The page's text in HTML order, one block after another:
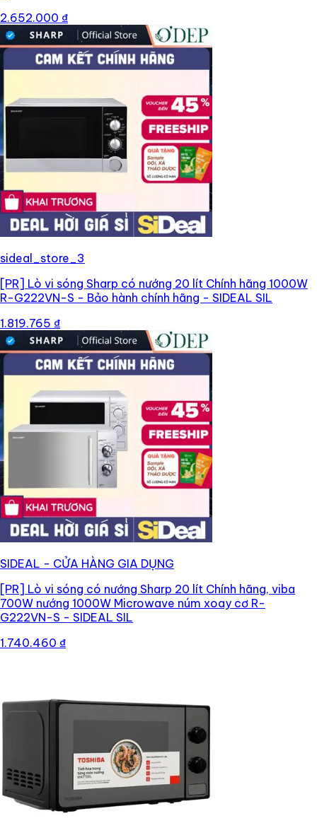
2.652.000 ₫
sideal_store_3
[PR] Lò vi sóng Sharp có nướng 20 lít Chính hãng 1000W
R-G222VN-S - Bảo hành chính hãng - SIDEAL SIL
1.819.765 ₫
SIDEAL - CỬA HÀNG GIA DỤNG
[PR] Lò vi sóng có nướng Sharp 20 lít Chính hãng, viba
700W nướng 1000W Microwave núm xoay cơ R-
G222VN-S - SIDEAL SIL
1.740.460 ₫